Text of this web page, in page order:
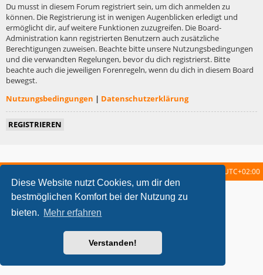
Diese Website nutzt Cookies, um dir den
bestmöglichen Komfort bei der Nutzung zu
bieten. Mehr erfahren
Verstanden!
Du musst in diesem Forum registriert sein, um dich anmelden zu
können. Die Registrierung ist in wenigen Augenblicken erledigt und
ermöglicht dir, auf weitere Funktionen zuzugreifen. Die Board-
Administration kann registrierten Benutzern auch zusätzliche
Berechtigungen zuweisen. Beachte bitte unsere Nutzungsbedingungen
und die verwandten Regelungen, bevor du dich registrierst. Bitte
beachte auch die jeweiligen Forenregeln, wenn du dich in diesem Board
bewegst.
Nutzungsbedingungen | Datenschutzerklärung
REGISTRIEREN
UTC+02:00
metrolike style by Eric Seguin Updated for phpBB3.2 by
Powered byphpBB ® Forum Software © phpBB Limited
Deutsche Übersetzung durch